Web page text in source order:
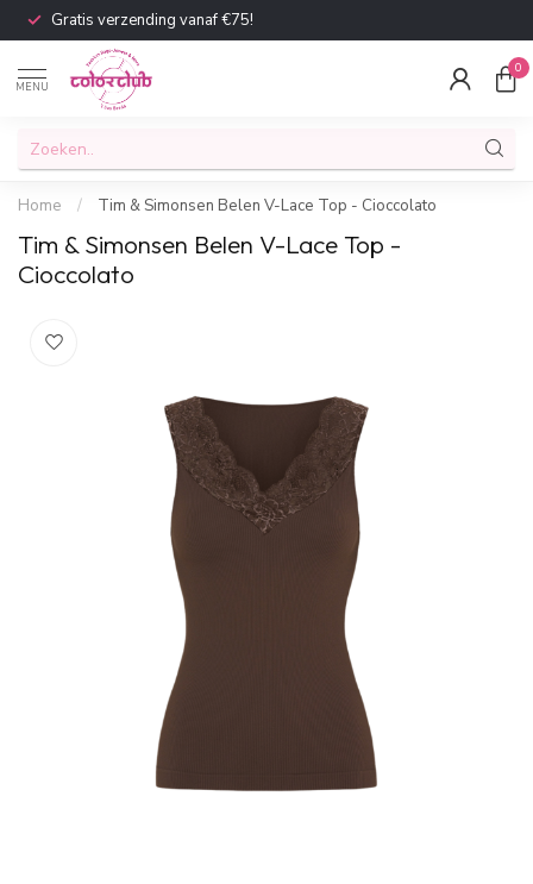
Gratis verzending vanaf €75!
MENU
0
Home / Tim & Simonsen Belen V-Lace Top - Cioccolato
Tim & Simonsen Belen V-Lace Top -
Cioccolato